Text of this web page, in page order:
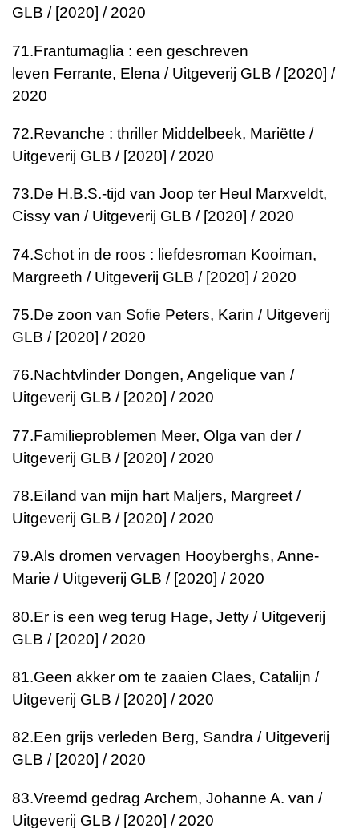
GLB / [2020] / 2020
71.Frantumaglia : een geschreven
leven Ferrante, Elena / Uitgeverij GLB / [2020] /
2020
72.Revanche : thriller Middelbeek, Mariëtte /
Uitgeverij GLB / [2020] / 2020
73.De H.B.S.-tijd van Joop ter Heul Marxveldt,
Cissy van / Uitgeverij GLB / [2020] / 2020
74.Schot in de roos : liefdesroman Kooiman,
Margreeth / Uitgeverij GLB / [2020] / 2020
75.De zoon van Sofie Peters, Karin / Uitgeverij
GLB / [2020] / 2020
76.Nachtvlinder Dongen, Angelique van /
Uitgeverij GLB / [2020] / 2020
77.Familieproblemen Meer, Olga van der /
Uitgeverij GLB / [2020] / 2020
78.Eiland van mijn hart Maljers, Margreet /
Uitgeverij GLB / [2020] / 2020
79.Als dromen vervagen Hooyberghs, Anne-
Marie / Uitgeverij GLB / [2020] / 2020
80.Er is een weg terug Hage, Jetty / Uitgeverij
GLB / [2020] / 2020
81.Geen akker om te zaaien Claes, Catalijn /
Uitgeverij GLB / [2020] / 2020
82.Een grijs verleden Berg, Sandra / Uitgeverij
GLB / [2020] / 2020
83.Vreemd gedrag Archem, Johanne A. van /
Uitgeverij GLB / [2020] / 2020